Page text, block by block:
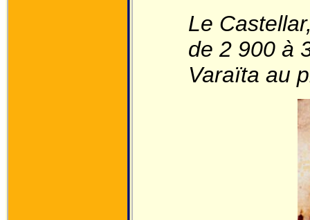
Le
de 2 900 à
Varaïta au